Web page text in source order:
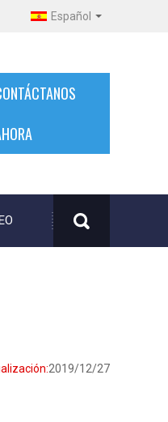
Español
2019/12/27